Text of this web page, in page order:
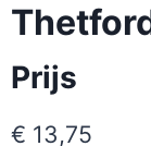
Prijs
€ 13,75